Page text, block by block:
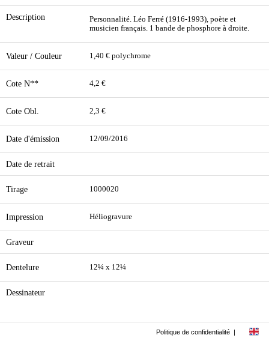
Description
Personnalité. Léo Ferré (1916-1993), poète et
musicien français. 1 bande de phosphore à droite.
Valeur / Couleur 1,40 € polychrome
Cote N** 4,2 €
Cote Obl. 2,3 €
Date d'émission 12/09/2016
Date de retrait
Tirage 1000020
Impression Héliogravure
Graveur
Dentelure 12¼ x 12¼
Dessinateur
Politique de confidentialité |